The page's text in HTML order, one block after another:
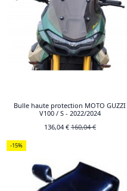
Bulle haute protection MOTO GUZZI
V100 / S - 2022/2024
136,04 €160,04 €
-15%